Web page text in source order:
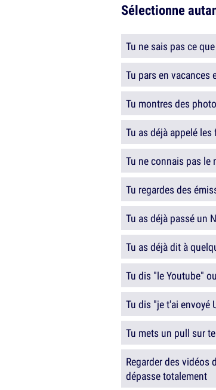
Sélectionne
Tu ne sais pas ce
Tu pars en
Tu montres des
Tu as déjà appelé
Tu ne connais pas le
Tu regardes des
Tu as déjà passé un
Tu as déjà dit à
Tu dis "le Youtube"
Tu dis "je t'ai envoyé
Tu mets un pull sur
Regarder des
dépasse totalement